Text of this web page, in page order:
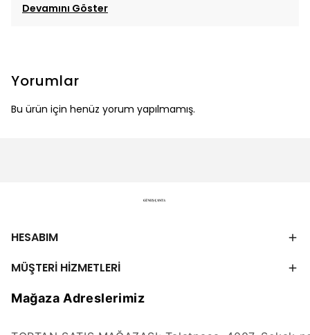
Devamını Göster
Yorumlar
Bu ürün için henüz yorum yapılmamış.
HESABIM
MÜŞTERİ HİZMETLERİ
Mağaza Adreslerimiz